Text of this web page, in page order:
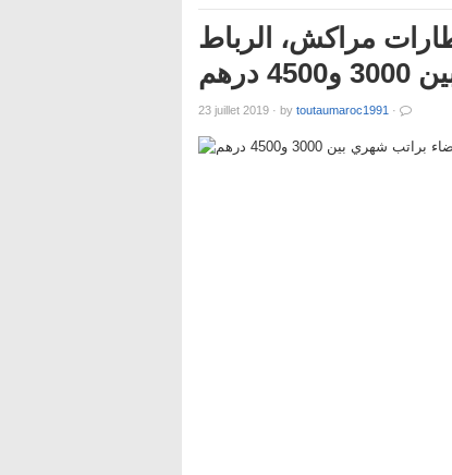
78 موظفين بمطارات مراكش، الرباط
23 juillet 2019 · by toutaumaroc1991 ·